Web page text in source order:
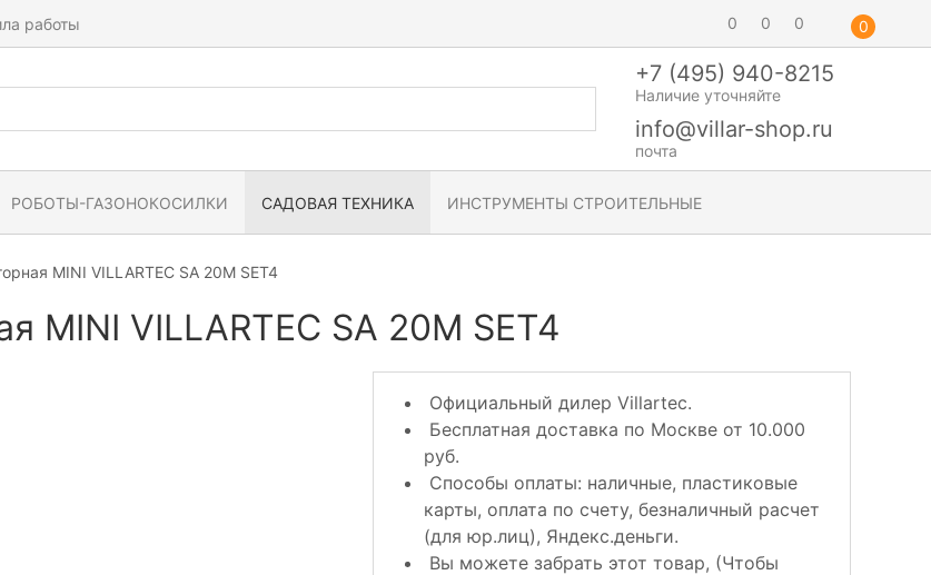
работы 0 0 0 0
+7 (495) 940-8215
Наличие уточняйте
info@villar-shop.ru
почта
РОБОТЫ-ГАЗОНОКОСИЛКИ САДОВАЯ ТЕХНИКА ИНСТРУМЕНТЫ СТРОИТЕЛЬНЫЕ
MINI VILLARTEC SA 20M SET4
MINI VILLARTEC SA 20M SET4
Официальный дилер Villartec.
Бесплатная доставка по Москве от 10.000
руб.
Способы оплаты: наличные, пластиковые
карты, оплата по счету, безналичный расчет
(для юр.лиц), Яндекс.деньги.
Вы можете забрать этот товар, (Чтобы